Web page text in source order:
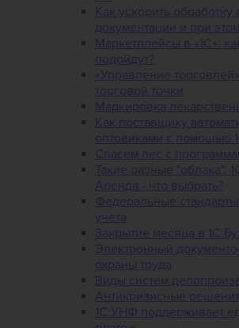
Как ускорить
документации и при
Маркетплейсы в «1С»:
подойдут?
«Управление
торговой точки
Маркировка
Как поставщику
оптовиками с помощью
Спасем лес с
Такие разные "облака".
Аренда - что выбрать?
Федеральные стандарты
учета
Закрытие месяца в
Электронный
охраны труда
Виды систем
Антикризисные
1С:УНФ поддерживает